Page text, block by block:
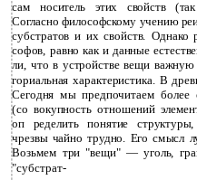
сам носитель этих свойств
Согласно философскому учению
субстратов и их свойств.
софов, равно как и данные
ли, что в устройстве вещи
гориальная характеристика. В
Сегодня мы предпочитаем более
(со­ вокупность отношений
оп­ ределить понятие
чрезвы­ чайно трудно. Его смысл
Возьмем три "вещи" — уголь,
"субстрат-